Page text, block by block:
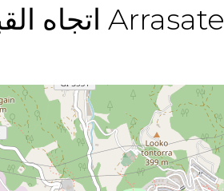
اتجاه القبلة Arrasate